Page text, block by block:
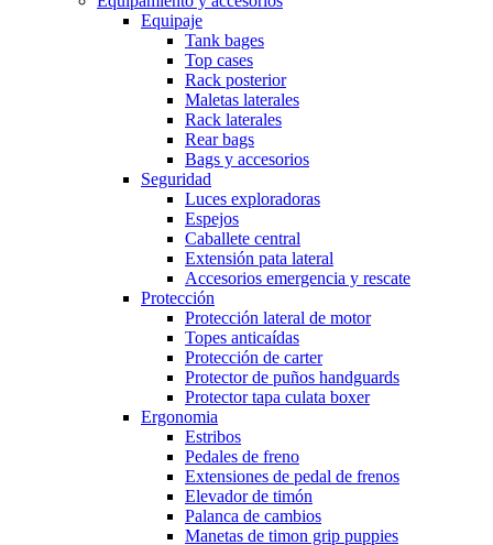
Equipaje
Tank bages
Top cases
Rack posterior
Maletas laterales
Rack laterales
Rear bags
Bags y accesorios
Seguridad
Luces exploradoras
Espejos
Caballete central
Extensión pata lateral
Accesorios emergencia y rescate
Protección
Protección lateral de motor
Topes anticaídas
Protección de carter
Protector de puños handguards
Protector tapa culata boxer
Ergonomia
Estribos
Pedales de freno
Extensiones de pedal de frenos
Elevador de timón
Palanca de cambios
Manetas de timon grip puppies